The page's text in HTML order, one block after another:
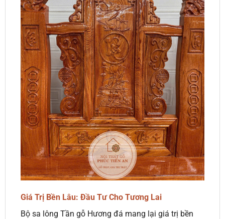
Giá Trị Bền Lâu: Đầu Tư Cho Tương Lai
Bộ sa lông Tần gỗ Hương đá mang lại giá trị bền